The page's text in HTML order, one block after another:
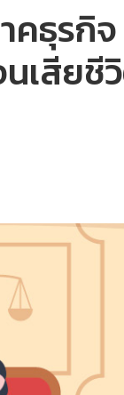
ธุรกิจ
สียชีวิ